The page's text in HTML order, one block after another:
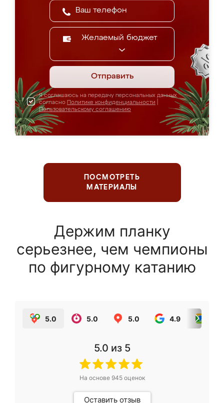
Желаемый бюджет
Отправить
Я соглашаюсь на передачу персональных данных
согласно Политике конфиденциальности
Пользовательскому соглашению
ПОСМОТРЕТЬ
МАТЕРИАЛЫ
Держим планку
серьезнее, чем чемпионы
по фигурному катанию
5.0 5.0 5.0 4.9
5.0 из 5
На основе 945оценок
Оставить отзыв